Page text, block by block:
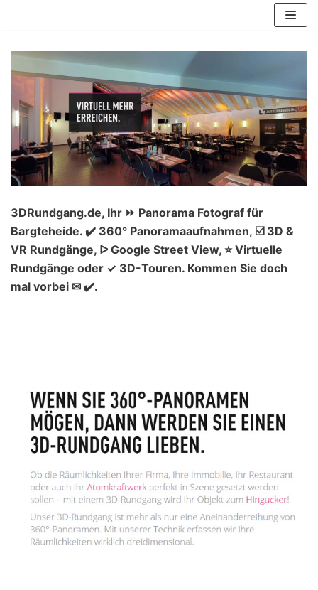
Inhalt
springen
3DRundgang.de, Ihr ⏩ Panorama Fotograf für
Bargteheide. ✔️ 360° Panoramaaufnahmen, ☑️ 3D &
VR Rundgänge, ᐅ Google Street View, ⭐ Virtuelle
Rundgänge oder ✓ 3D-Touren. Kommen Sie doch
mal vorbei ✉ ✔️.